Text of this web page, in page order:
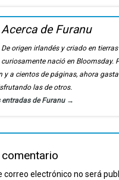
Acerca de Furanu
De origen irlandés y criado en
curiosamente nació en Bloomsday.
y a cientos de páginas, ahora
las de otros.
entradas de Furanu →
comentario
correo electrónico no será